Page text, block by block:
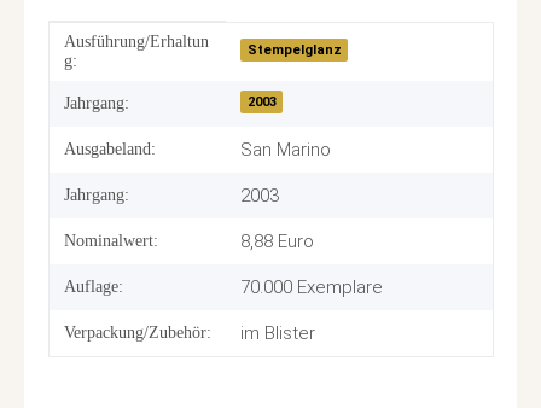
Produkteigenschaft
Wert
Ausführung/Erhaltun
g:
Stempelglanz
Jahrgang: 2003
Ausgabeland: San Marino
Jahrgang: 2003
Nominalwert: 8,88 Euro
Auflage: 70.000 Exemplare
Verpackung/Zubehör: im Blister